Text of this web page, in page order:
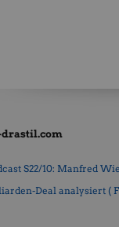
S22/10: Manfred
Deal analysiert (